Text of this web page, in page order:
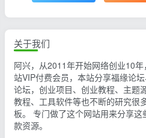
关于我们
阿兴，从2011年开始网络创业10年
站VIP付费会员，本站分享福缘论
论坛，创业项目、创业教程、主题
教程、工具软件等也不断的研究很
板。 专门做了这个网站用来分享这
款资源。